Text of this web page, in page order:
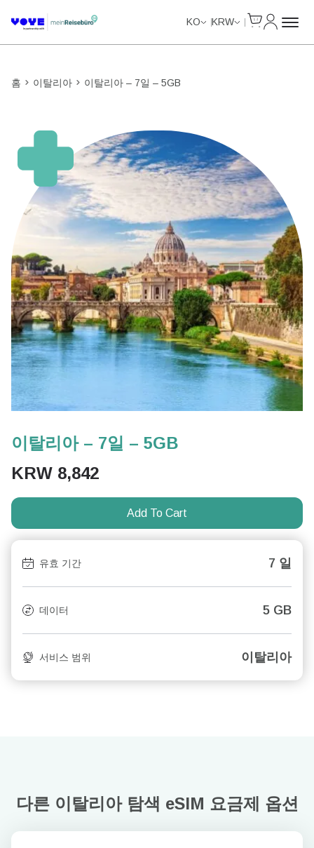
KO KRW
홈 이탈리아 이탈리아 – 7일 – 5GB
이탈리아 – 7일 – 5GB
KRW 8,842
Add To Cart
유효 기간 7 일
데이터 5 GB
서비스 범위 이탈리아
다른 이탈리아 탐색 eSIM 요금제 옵션